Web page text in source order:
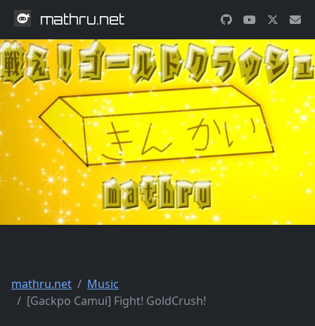
mathru.net
mathru.net
Music
[Gackpo Camui] Fight! GoldCrush!